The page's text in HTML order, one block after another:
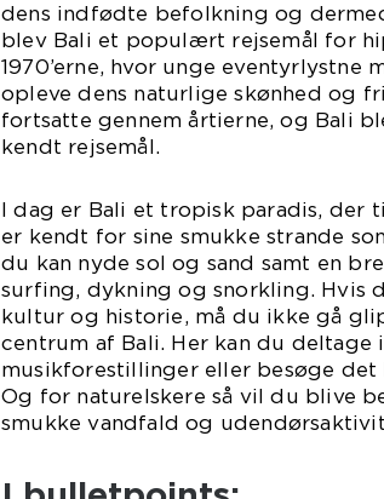
dens indfødte befolkning og
blev Bali et populært rejsemål for
1970’erne, hvor unge eventyrlystne
opleve dens naturlige skønhed og
fortsatte gennem årtierne, og Bali
kendt rejsemål.
I dag er Bali et tropisk paradis, der
er kendt for sine smukke strande
du kan nyde sol og sand samt en
surfing, dykning og snorkling. Hvis
kultur og historie, må du ikke gå
centrum af Bali. Her kan du
musikforestillinger eller besøge det
Og for naturelskere så vil du blive
smukke vandfald og